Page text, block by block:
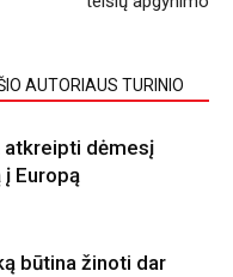
AUTORIAUS TURINIO
atkreipti dėmesį
Europą
būtina žinoti dar